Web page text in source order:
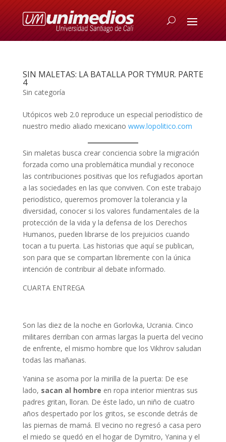
SIN MALETAS: LA BATALLA POR TYMUR. PARTE
4
Sin categoría
Utópicos web 2.0 reproduce un especial periodístico de
nuestro medio aliado mexicano www.lopolitico.com
Sin maletas busca crear conciencia sobre la migración
forzada como una problemática mundial y reconoce
las contribuciones positivas que los refugiados aportan
a las sociedades en las que conviven. Con este trabajo
periodístico, queremos promover la tolerancia y la
diversidad, conocer si los valores fundamentales de la
protección de la vida y la defensa de los Derechos
Humanos, pueden librarse de los prejuicios cuando
tocan a tu puerta. Las historias que aquí se publican,
son para que se compartan libremente con la única
intención de contribuir al debate informado.
CUARTA ENTREGA
Son las diez de la noche en Gorlovka, Ucrania. Cinco
militares derriban con armas largas la puerta del vecino
de enfrente, el mismo hombre que los Vikhrov saludan
todas las mañanas.
Yanina se asoma por la mirilla de la puerta: De ese
lado, sacan al hombre en ropa interior mientras sus
padres gritan, lloran. De éste lado, un niño de cuatro
años despertado por los gritos, se esconde detrás de
las piernas de mamá. El vecino no regresó a casa pero
el miedo se quedó en el hogar de Dymitro, Yanina y el